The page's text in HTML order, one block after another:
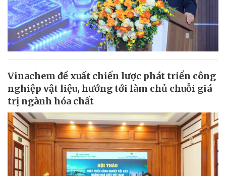
Vinachem đề xuất chiến lược phát triển công
nghiệp vật liệu, hướng tới làm chủ chuỗi giá
trị ngành hóa chất